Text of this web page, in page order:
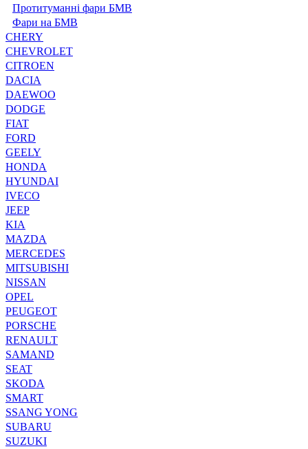
Протитуманні фари БМВ
Фари на БМВ
CHERY
CHEVROLET
CITROEN
DACIA
DAEWOO
DODGE
FIAT
FORD
GEELY
HONDA
HYUNDAI
IVECO
JEEP
KIA
MAZDA
MERCEDES
MITSUBISHI
NISSAN
OPEL
PEUGEOT
PORSCHE
RENAULT
SAMAND
SEAT
SKODA
SMART
SSANG YONG
SUBARU
SUZUKI